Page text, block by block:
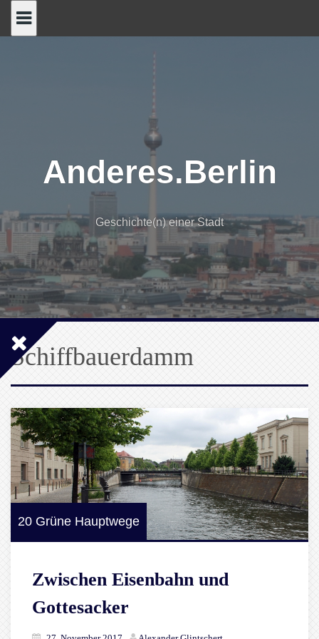
Anderes.Berlin
Geschichte(n) einer Stadt
Schiffbauerdamm
20 Grüne Hauptwege
Zwischen Eisenbahn und
Gottesacker